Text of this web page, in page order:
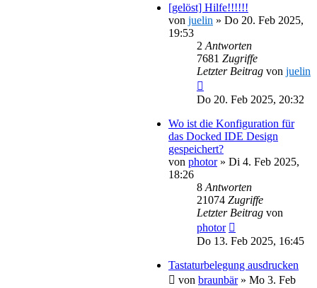
[gelöst] Hilfe!!!!!!
von juelin » Do 20. Feb 2025,
19:53
2 Antworten
7681 Zugriffe
Letzter Beitrag von juelin
Do 20. Feb 2025, 20:32
Wo ist die Konfiguration für
das Docked IDE Design
gespeichert?
von photor» Di 4. Feb 2025,
18:26
8 Antworten
21074 Zugriffe
Letzter Beitrag von
photor
Do 13. Feb 2025, 16:45
Tastaturbelegung ausdrucken
von braunbär» Mo 3. Feb